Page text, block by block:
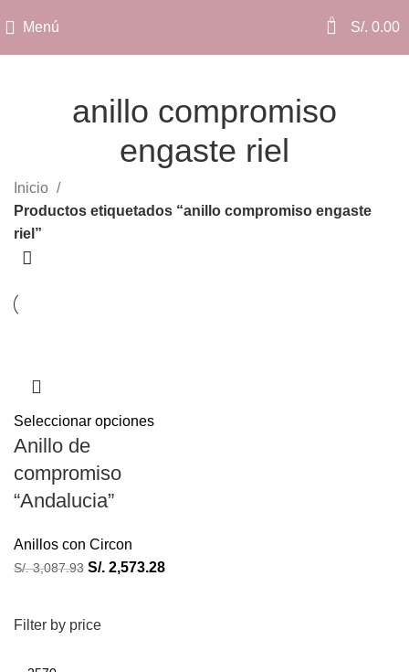
Menú 0 S/. 0.00
anillo compromiso
engaste riel
Filter by price
Inicio
Productos etiquetados “anillo compromiso engaste
riel”
Seleccionar opciones
Anillo de
compromiso
“Andalucia”
Anillos con Circon
S/.3,087.93 S/. 2,573.28